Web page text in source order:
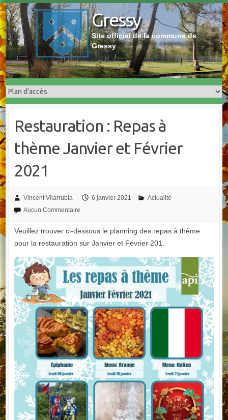
Skip
to
content
Gressy
Site officiel de la commune de
Gressy
Restauration : Repas à
thème Janvier et Février
2021
Vincent Vilarrubla 6 janvier 2021
Actualité
Aucun Commentaire
Veuillez trouver ci-dessous le planning des repas à thème
pour la restauration sur Janvier et Février 201.